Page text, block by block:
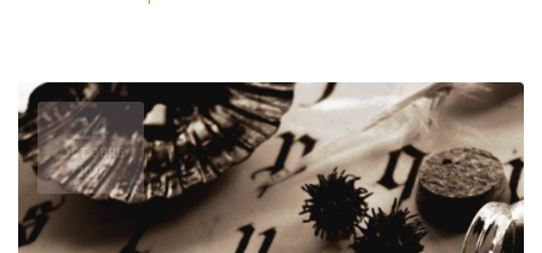
24
OCTOBRE
2024